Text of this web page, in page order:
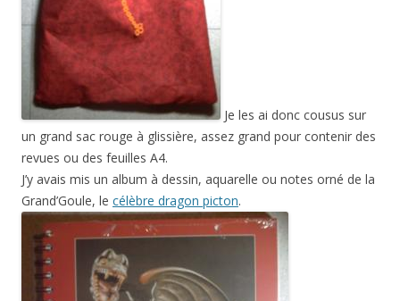
Je les ai donc cousus sur
un grand sac rouge à glissière, assez grand pour contenir des
revues ou des feuilles A4.
J’y avais mis un album à dessin, aquarelle ou notes orné de la
Grand’Goule, le célèbre dragon picton.